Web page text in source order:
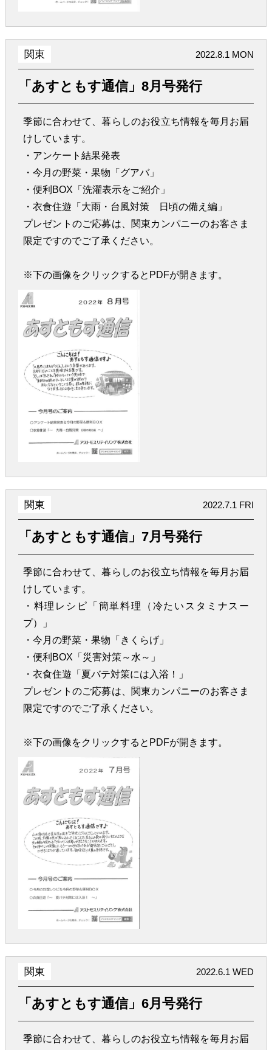
関東 2022.8.1 MON
「あすともす通信」8月号発行
季節に合わせて、暮らしのお役立ち情報を毎月お届
けしています。
・アンケート結果発表
・今月の野菜・果物「グアバ」
・便利BOX「洗濯表示をご紹介」
・衣食住遊「大雨・台風対策 日頃の備え編」
プレゼントのご応募は、関東カンパニーのお客さま
限定ですのでご了承ください。
※下の画像をクリックするとPDFが開きます。
関東 2022.7.1 FRI
「あすともす通信」7月号発行
季節に合わせて、暮らしのお役立ち情報を毎月お届
けしています。
・料理レシピ「簡単料理（冷たいスタミナスー
プ）」
・今月の野菜・果物「きくらげ」
・便利BOX「災害対策～水～」
・衣食住遊「夏バテ対策には入浴！」
プレゼントのご応募は、関東カンパニーのお客さま
限定ですのでご了承ください。
※下の画像をクリックするとPDFが開きます。
関東 2022.6.1 WED
「あすともす通信」6月号発行
季節に合わせて、暮らしのお役立ち情報を毎月お届